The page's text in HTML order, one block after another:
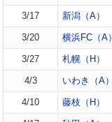
3/17 新潟（A）
3/20 横浜FC（A
3/27 札幌（H）
4/3 いわき（A
4/10 藤枝（H）